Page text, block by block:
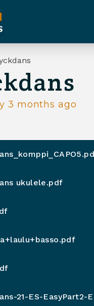
3 months ago
ukulele.pdf
21-ES-EasyPart2-